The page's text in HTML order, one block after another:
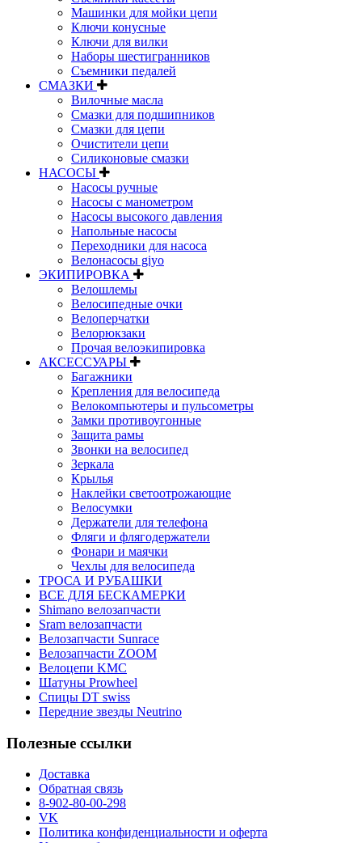
Машинки для мойки цепи
Ключи конусные
Ключи для вилки
Наборы шестигранников
Съемники педалей
СМАЗКИ
Вилочные масла
Смазки для подшипников
Смазки для цепи
Очистители цепи
Силиконовые смазки
НАСОСЫ
Насосы ручные
Насосы с манометром
Насосы высокого давления
Напольные насосы
Переходники для насоса
Велонасосы giyo
ЭКИПИРОВКА
Велошлемы
Велосипедные очки
Велоперчатки
Велорюкзаки
Прочая велоэкипировка
АКСЕССУАРЫ
Багажники
Крепления для велосипеда
Велокомпьютеры и пульсометры
Замки противоугонные
Защита рамы
Звонки на велосипед
Зеркала
Крылья
Наклейки светоотрожающие
Велосумки
Держатели для телефона
Фляги и флягодержатели
Фонари и маячки
Чехлы для велосипеда
ТРОСА И РУБАШКИ
ВСЕ ДЛЯ БЕСКАМЕРКИ
Shimano велозапчасти
Sram велозапчасти
Велозапчасти Sunrace
Велозапчасти ZOOM
Велоцепи KMC
Шатуны Prowheel
Спицы DT swiss
Передние звезды Neutrino
Полезные ссылки
Доставка
Обратная связь
8-902-80-00-298
VK
Политика конфиденциальности и оферта